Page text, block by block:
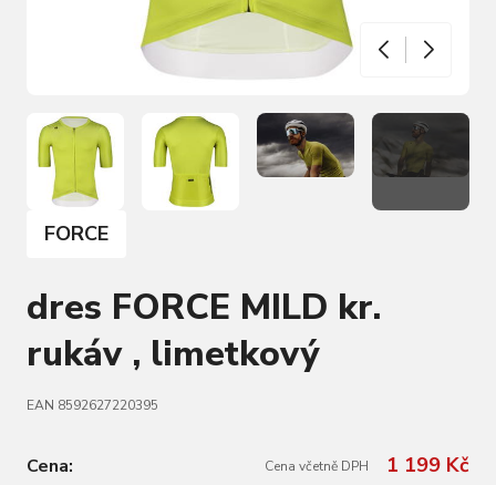
FORCE
dres FORCE MILD kr.
rukáv , limetkový
EAN 8592627220395
Cena: Cena včetně DPH 1 199 Kč